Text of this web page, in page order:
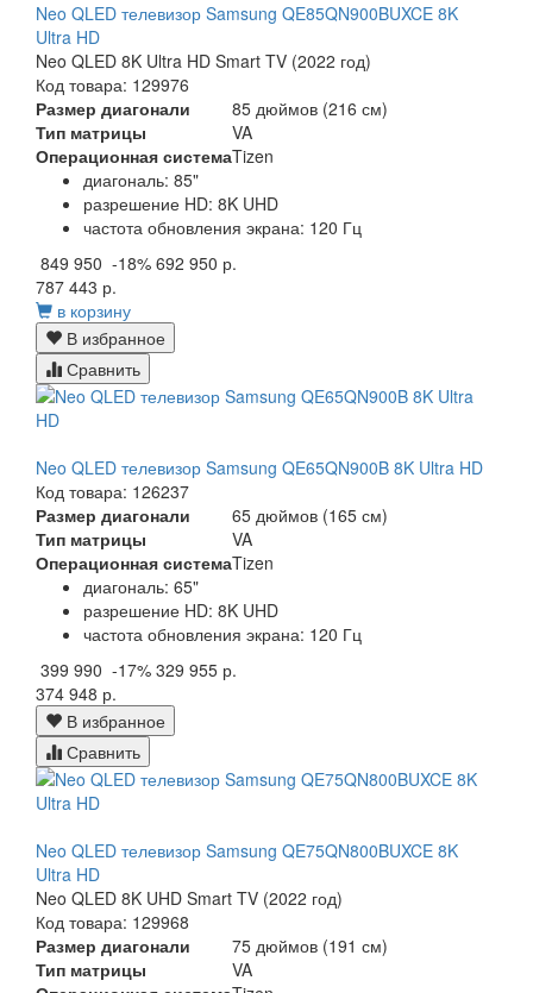
Neo QLED телевизор Samsung QE85QN900BUXCE 8K
Ultra HD
Neo QLED 8K Ultra HD Smart TV (2022 год)
Код товара: 129976
Размер диагонали
85 дюймов (216 см)
Тип матрицы
VA
Операционная системаTizen
диагональ: 85"
разрешение HD: 8K UHD
частота обновления экрана: 120 Гц
849 950 -18% 692 950 р.
787 443 р.
в корзину
В избранное
Сравнить
Neo QLED телевизор Samsung QE65QN900B 8K Ultra HD
Код товара: 126237
Размер диагонали
65 дюймов (165 см)
Тип матрицы
VA
Операционная системаTizen
диагональ: 65"
разрешение HD: 8K UHD
частота обновления экрана: 120 Гц
399 990 -17% 329 955 р.
374 948 р.
В избранное
Сравнить
Neo QLED телевизор Samsung QE75QN800BUXCE 8K
Ultra HD
Neo QLED 8K UHD Smart TV (2022 год)
Код товара: 129968
Размер диагонали
75 дюймов (191 см)
Тип матрицы
VA